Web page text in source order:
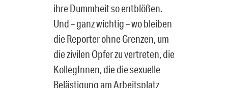
ihre Dummheit so entblößen.
Und – ganz wichtig – wo bleiben
die Reporter ohne Grenzen, um
die zivilen Opfer zu vertreten, die
KollegInnen, die die sexuelle
Belästigung am Arbeitsplatz